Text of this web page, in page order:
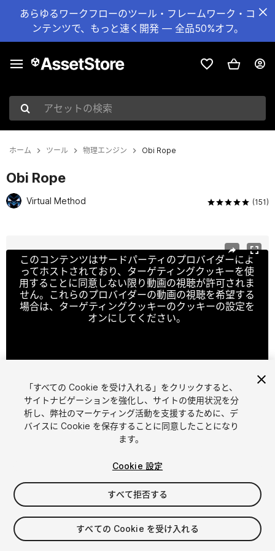
あらゆるワークフローのツール・フレームワーク・コ
ンテンツで、もっと速く開発 — 全品50%オフ。
アセットの検索
ホーム ツール 物理エンジン Obi Rope
Obi Rope
Virtual Method (151)
このコンテンツはサードパーティのプロバイダーによ
ってホストされており、ターゲティングクッキーを使
用することに同意しない限り動画の視聴が許可されま
せん。これらのプロバイダーの動画の視聴を希望する
場合は、ターゲティングクッキーのクッキーの設定を
オンにしてください。
1 /9
$37
シート 1
「すべての Cookie を受け入れる」をクリックすると、
サイトナビゲーションを強化し、サイトの使用状況を分
析し、弊社のマーケティング活動を支援するために、デ
バイスに Cookie を保存することに同意したことになり
ます。
Cookie 設定
すべて拒否する
すべての Cookie を受け入れる